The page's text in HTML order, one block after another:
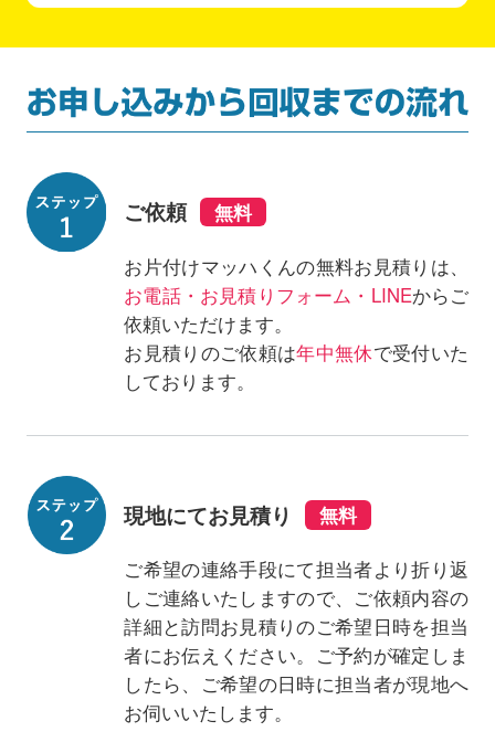
ご依頼
お片付けマッハくんの無料お見積りは、
お電話・お見積りフォーム・LINEからご
依頼いただけます。
お見積りのご依頼は年中無休で受付いた
しております。
現地にてお見積り
ご希望の連絡手段にて担当者より折り返
しご連絡いたしますので、ご依頼内容の
詳細と訪問お見積りのご希望日時を担当
者にお伝えください。ご予約が確定しま
したら、ご希望の日時に担当者が現地へ
お伺いいたします。